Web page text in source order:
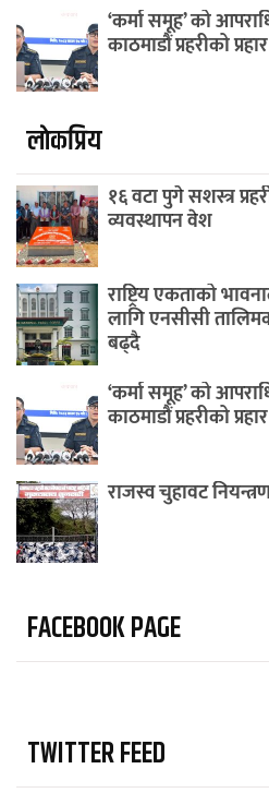
‘कर्मा समूह’ को
काठमाडौं प्रहरीको प्रहार
लाेकप्रिय
१६ वटा पुगे सशस्त्र
व्यवस्थापन वेश
राष्ट्रिय एकताको
लागि एनसीसी
बढ्दै
‘कर्मा समूह’ को
काठमाडौं प्रहरीको प्रहार
राजस्व चुहावट
FACEBOOK PAGE
TWITTER FEED